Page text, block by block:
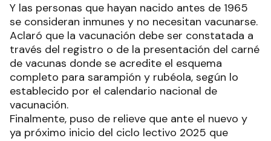
Y las personas que hayan nacido antes de 1965
se consideran inmunes y no necesitan vacunarse.
Aclaró que la vacunación debe ser constatada a
través del registro o de la presentación del carné
de vacunas donde se acredite el esquema
completo para sarampión y rubéola, según lo
establecido por el calendario nacional de
vacunación.
Finalmente, puso de relieve que ante el nuevo y
ya próximo inicio del ciclo lectivo 2025 que